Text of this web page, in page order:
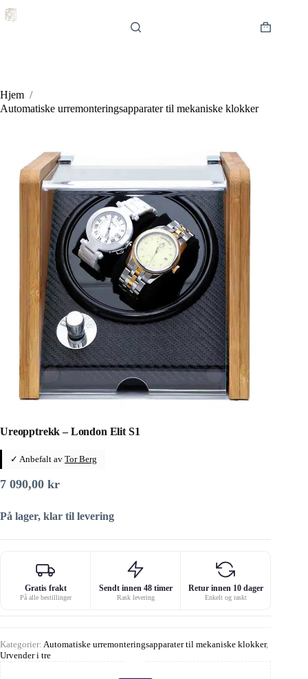
til
Hjem /
Automatiske urremonteringsapparater til mekaniske klokker
Ureopptrekk – London Elit S1
✓ Anbefalt av Tor Berg
7 090,00 kr
På lager, klar til levering
Gratis frakt
På alle bestillinger
Sendt innen 48 timer
Rask levering
Retur innen 10 dager
Enkelt og raskt
Kategorier: Automatiske urremonteringsapparater til mekaniske klokker,
Urvender i tre